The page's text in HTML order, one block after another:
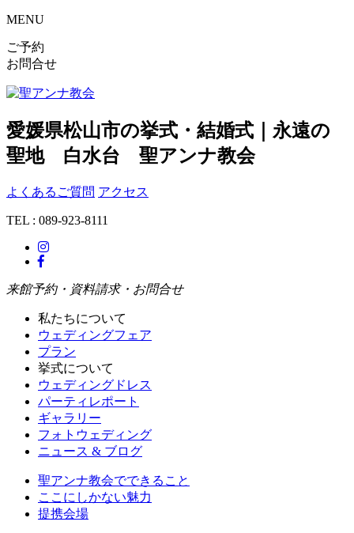
MENU
ご予約
お問合せ
愛媛県松山市の挙式・結婚式｜永遠の
聖地 白水台 聖アンナ教会
よくあるご質問 アクセス
TEL : 089-923-8111
来館予約・資料請求・お問合せ
私たちについて
ウェディングフェア
プラン
挙式について
ウェディングドレス
パーティレポート
ギャラリー
フォトウェディング
ニュース & ブログ
聖アンナ教会でできること
ここにしかない魅力
提携会場